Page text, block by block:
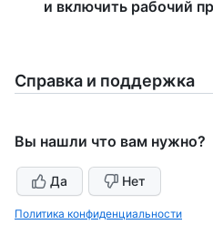
и включить рабочий
Справка и поддержка
Вы нашли что вам нужно?
Да Нет
Политика конфиденциальности